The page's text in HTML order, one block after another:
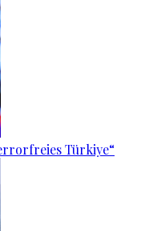
Türkiye“